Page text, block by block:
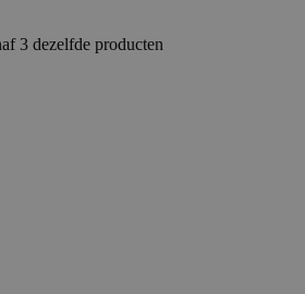
3 dezelfde producten